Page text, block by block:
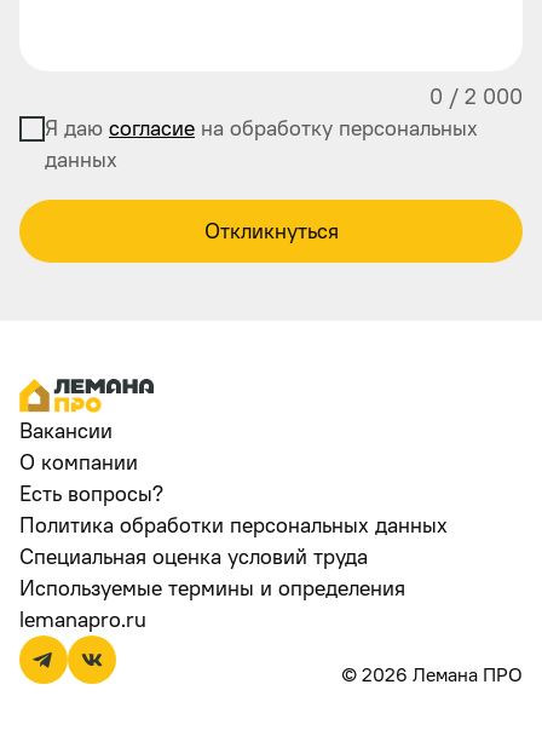
0 / 2 000
Я даю согласие на обработку персональных
данных
Откликнуться
Вакансии
О компании
Есть вопросы?
Политика обработки персональных данных
Специальная оценка условий труда
Используемые термины и определения
lemanapro.ru
© 2026 Лемана ПРО